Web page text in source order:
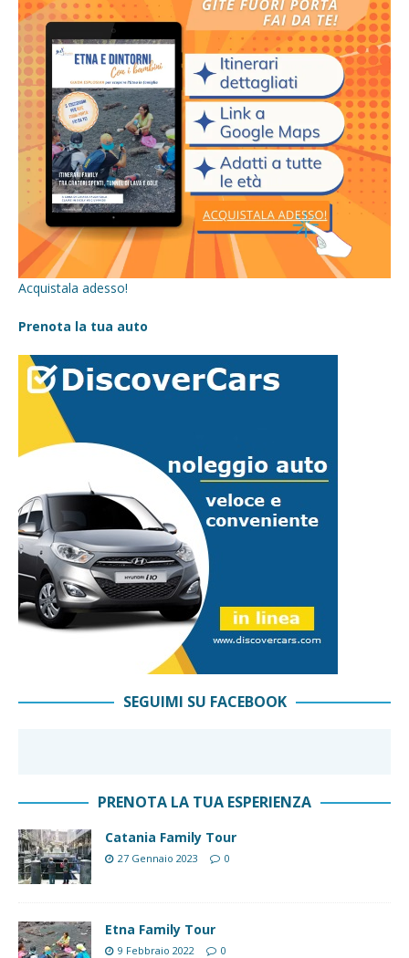
Acquistala adesso!
Prenota la tua auto
SEGUIMI SU FACEBOOK
PRENOTA LA TUA ESPERIENZA
Catania Family Tour
27 Gennaio 2023 0
Etna Family Tour
9 Febbraio 2022 0